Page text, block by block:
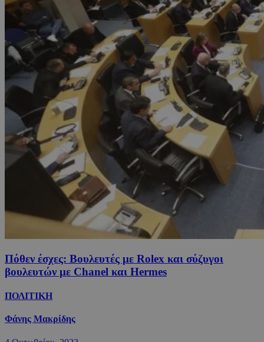
Πόθεν έσχες: Βουλευτές με Rolex και σύζυγοι
βουλευτών με Chanel και Hermes
ΠΟΛΙΤΙΚΗ
Φάνης Μακρίδης